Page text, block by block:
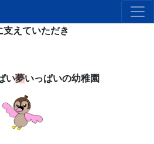
支えていただき
い夢いっぱいの幼稚園